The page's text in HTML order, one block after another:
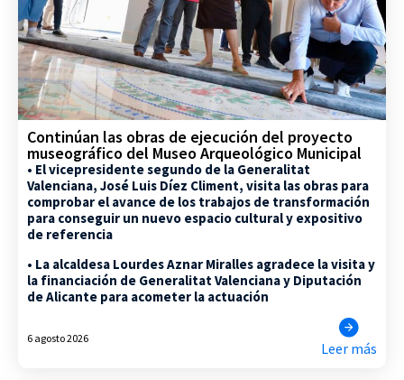
Continúan las obras de ejecución del proyecto
museográfico del Museo Arqueológico Municipal
• El vicepresidente segundo de la Generalitat
Valenciana, José Luis Díez Climent, visita las obras para
comprobar el avance de los trabajos de transformación
para conseguir un nuevo espacio cultural y expositivo
de referencia
• La alcaldesa Lourdes Aznar Miralles agradece la visita y
la financiación de Generalitat Valenciana y Diputación
de Alicante para acometer la actuación
6 agosto 2026
Leer más